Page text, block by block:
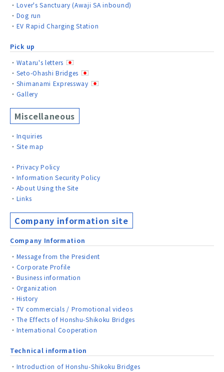
Lover's Sanctuary (Awaji SA inbound)
Dog run
EV Rapid Charging Station
Pick up
Wataru's letters
Seto-Ohashi Bridges
Shimanami Expressway
Gallery
Miscellaneous
Inquiries
Site map
Privacy Policy
Information Security Policy
About Using the Site
Links
Company information site
Company Information
Message from the President
Corporate Profile
Business information
Organization
History
TV commercials / Promotional videos
The Effects of Honshu-Shikoku Bridges
International Cooperation
Technical information
Introduction of Honshu-Shikoku Bridges